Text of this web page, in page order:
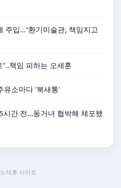
주입…“환기미술관, 책임지고
책임 피하는 오세훈
유소마다 '북새통'
간 전…동거녀 협박해 체포됐
제휴 사이트